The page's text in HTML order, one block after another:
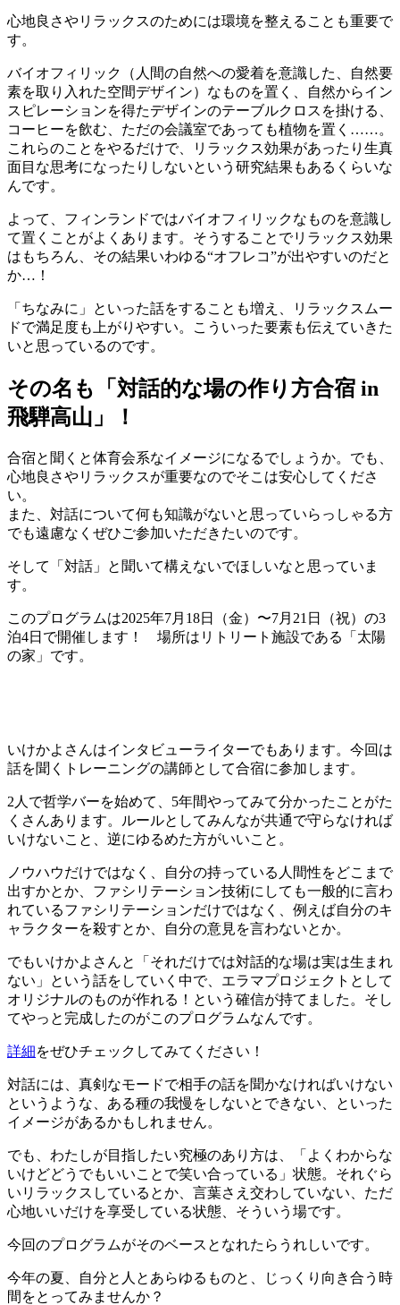
心地良さやリラックスのためには環境を整えることも重要で
す。
バイオフィリック（人間の自然への愛着を意識した、自然要
素を取り入れた空間デザイン）なものを置く、自然からイン
スピレーションを得たデザインのテーブルクロスを掛ける、
コーヒーを飲む、ただの会議室であっても植物を置く……。
これらのことをやるだけで、リラックス効果があったり生真
面目な思考になったりしないという研究結果もあるくらいな
んです。
よって、フィンランドではバイオフィリックなものを意識し
て置くことがよくあります。そうすることでリラックス効果
はもちろん、その結果いわゆる“オフレコ”が出やすいのだと
か…！
「ちなみに」といった話をすることも増え、リラックスムー
ドで満足度も上がりやすい。こういった要素も伝えていきた
いと思っているのです。
その名も「対話的な場の作り方合宿 in
飛騨高山」！
合宿と聞くと体育会系なイメージになるでしょうか。でも、
心地良さやリラックスが重要なのでそこは安心してくださ
い。
また、対話について何も知識がないと思っていらっしゃる方
でも遠慮なくぜひご参加いただきたいのです。
そして「対話」と聞いて構えないでほしいなと思っていま
す。
このプログラムは2025年7月18日（金）〜7月21日（祝）の3
泊4日で開催します！ 場所はリトリート施設である「太陽
の家」です。
いけかよさんはインタビューライターでもあります。今回は
話を聞くトレーニングの講師として合宿に参加します。
2人で哲学バーを始めて、5年間やってみて分かったことがた
くさんあります。ルールとしてみんなが共通で守らなければ
いけないこと、逆にゆるめた方がいいこと。
ノウハウだけではなく、自分の持っている人間性をどこまで
出すかとか、ファシリテーション技術にしても一般的に言わ
れているファシリテーションだけではなく、例えば自分のキ
ャラクターを殺すとか、自分の意見を言わないとか。
でもいけかよさんと「それだけでは対話的な場は実は生まれ
ない」という話をしていく中で、エラマプロジェクトとして
オリジナルのものが作れる！という確信が持てました。そし
てやっと完成したのがこのプログラムなんです。
詳細をぜひチェックしてみてください！
対話には、真剣なモードで相手の話を聞かなければいけない
というような、ある種の我慢をしないとできない、といった
イメージがあるかもしれません。
でも、わたしが目指したい究極のあり方は、「よくわからな
いけどどうでもいいことで笑い合っている」状態。それぐら
いリラックスしているとか、言葉さえ交わしていない、ただ
心地いいだけを享受している状態、そういう場です。
今回のプログラムがそのベースとなれたらうれしいです。
今年の夏、自分と人とあらゆるものと、じっくり向き合う時
間をとってみませんか？